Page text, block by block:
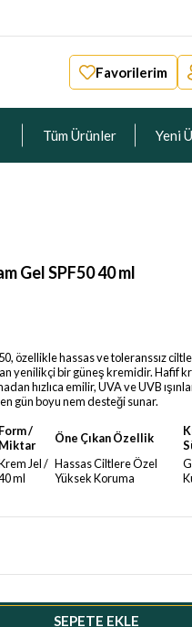
Favorilerim
Tüm Ürünler Yeni
Gel SPF50 40 ml
özellikle hassas ve toleranssız
yenilikçi bir güneş kremidir. Hafif
hızlıca emilir, UVA ve UVB
gün boyu nem desteği sunar.
Form /
Miktar
Öne Çıkan Özellik
Jel /
ml
Hassas Ciltlere Özel
Yüksek Koruma